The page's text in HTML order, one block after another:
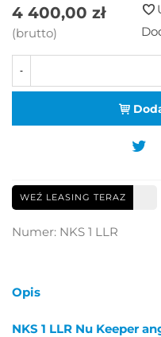
4 400,00 zł
(brutto)
-
WEŹ LEASING TERAZ
Numer: NKS 1 LLR
Opis
NKS 1 LLR Nu Keeper